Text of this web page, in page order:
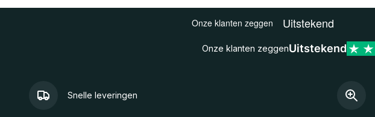
Onze klanten zeggenUitstekend
Snelle leveringen